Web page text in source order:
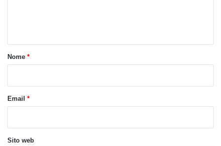
oNome *
Email *
Sito web